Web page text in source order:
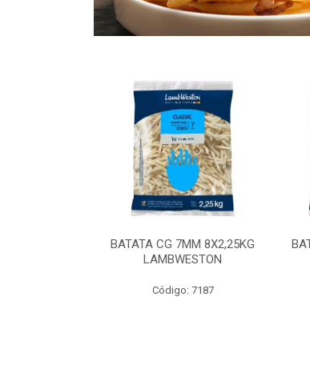
BATATA CG 7MM 8X2,25KG
LAMBWESTON
Código: 7187